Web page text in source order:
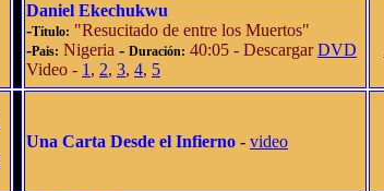
Daniel Ekechukwu
-Título: "Resucitado de entre los Muertos"
-Pais: Nigeria - Duración: 40:05 - DescargarDVD
Video - 1 , 2, 3, 4, 5
Una Carta Desde el Infierno - video